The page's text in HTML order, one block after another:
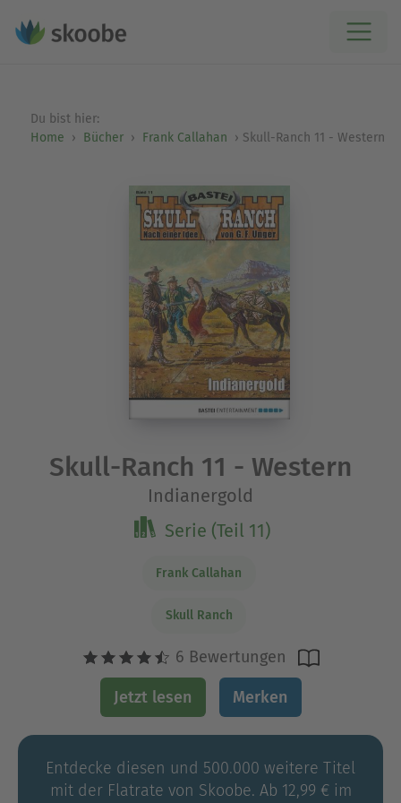
Du bist hier:
Home
Bücher Frank Callahan Skull-Ranch 11 - Western
Skull-Ranch 11 - Western
Indianergold
Serie (Teil 11)
Frank Callahan
Skull Ranch
6 Bewertungen
Jetzt lesen Merken
Entdecke diesen und 500.000 weitere Titel
mit der Flatrate von Skoobe. Ab 12,99 € im